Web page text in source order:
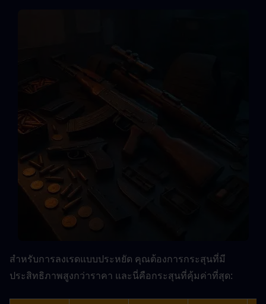
สำหรับการลงเรดแบบประหยัด คุณต้องการกระสุนที่มี
ประสิทธิภาพสูงกว่าราคา และนี่คือกระสุนที่คุ้มค่าที่สุด: